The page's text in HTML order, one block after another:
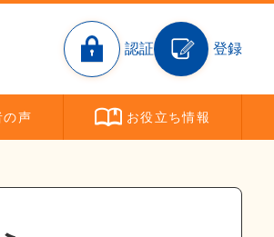
認証 登録
の声 お役立ち情報